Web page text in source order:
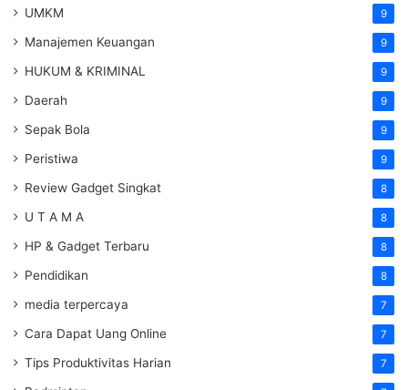
UMKM 9
Manajemen Keuangan 9
HUKUM & KRIMINAL 9
Daerah 9
Sepak Bola 9
Peristiwa 9
Review Gadget Singkat 8
U T A M A 8
HP & Gadget Terbaru 8
Pendidikan 8
media terpercaya 7
Cara Dapat Uang Online 7
Tips Produktivitas Harian 7